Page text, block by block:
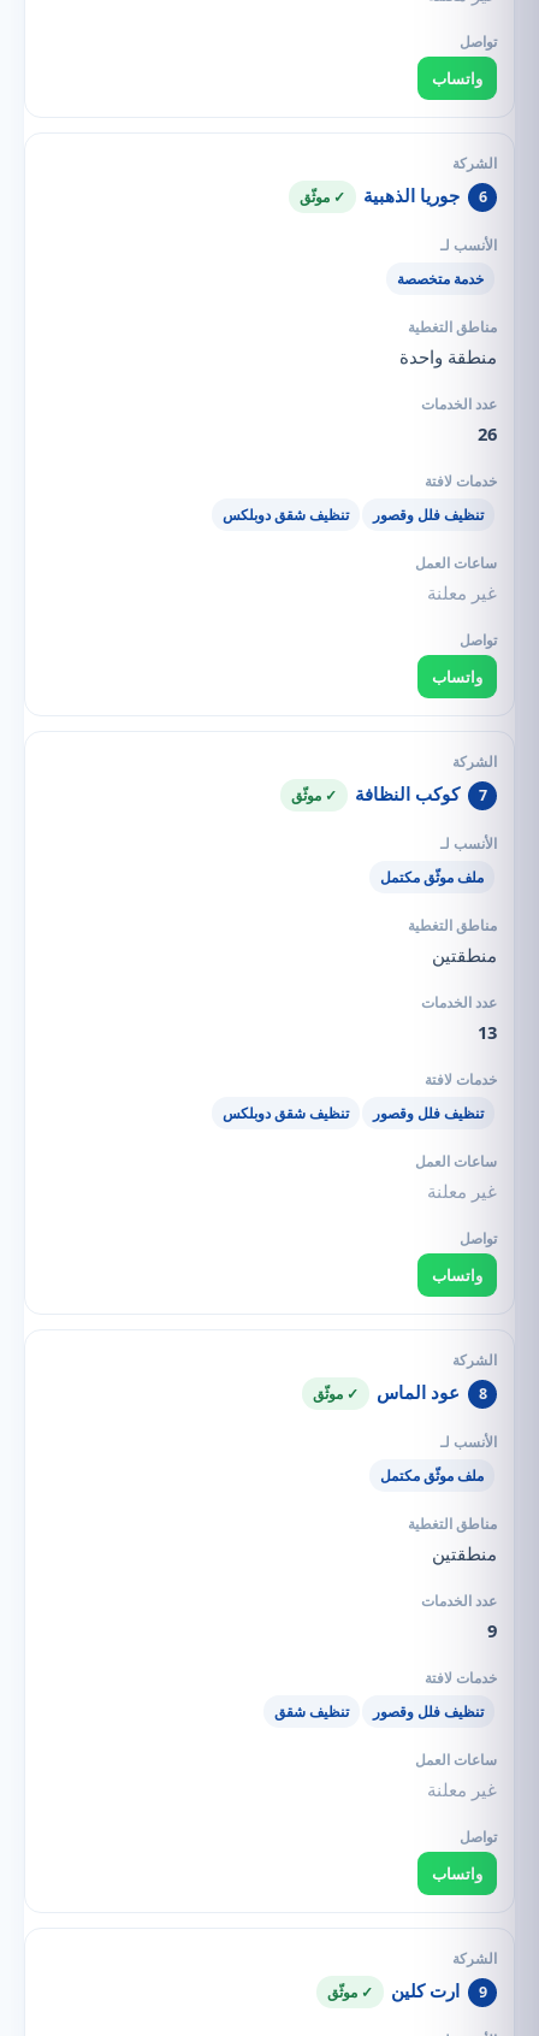
واتساب
6 جوريا الذهبية ✓ موثّق
خدمة متخصصة
منطقة واحدة
26
تنظيف فلل وقصور تنظيف شقق دوبلكس
غير معلنة
واتساب
7 كوكب النظافة ✓ موثّق
ملف موثّق مكتمل
منطقتين
13
تنظيف فلل وقصور تنظيف شقق دوبلكس
غير معلنة
واتساب
8 عود الماس ✓ موثّق
ملف موثّق مكتمل
منطقتين
9
تنظيف فلل وقصور تنظيف شقق
غير معلنة
واتساب
9 ارت كلين ✓ موثّق